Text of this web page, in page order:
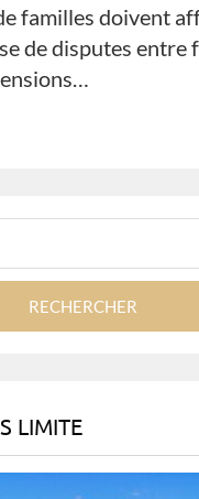
familles doivent
de disputes entre
LIMITE